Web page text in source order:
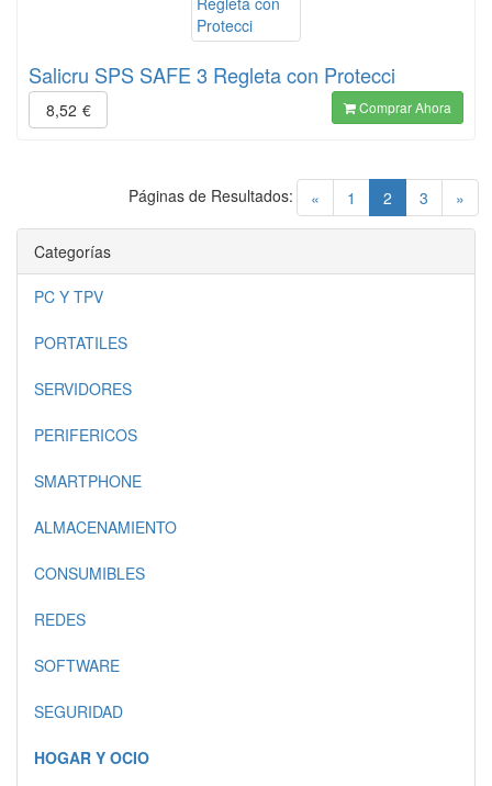
Salicru SPS SAFE 3 Regleta con Protecci
8,52 € Comprar Ahora
« 1 2 (current)
3 »
Páginas de Resultados:
Categorías
PC Y TPV
PORTATILES
SERVIDORES
PERIFERICOS
SMARTPHONE
ALMACENAMIENTO
CONSUMIBLES
REDES
SOFTWARE
SEGURIDAD
HOGAR Y OCIO